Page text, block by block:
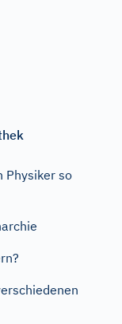
Physiker so